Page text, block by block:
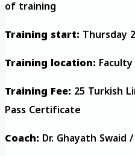
of training
Training start: Thursday
Training location:
Training Fee: 25 Turkish
Pass Certificate
Coach: Dr. Ghayath Swaid